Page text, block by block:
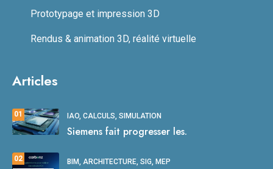
Prototypage et impression 3D
Rendus & animation 3D, réalité virtuelle
Articles
01 IAO, CALCULS, SIMULATION
Siemens fait progresser les.
02 BIM, ARCHITECTURE, SIG, MEP